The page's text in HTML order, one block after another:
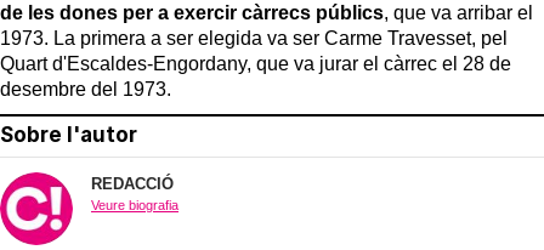
de les dones per a exercir càrrecs públics, que va arribar el
1973. La primera a ser elegida va ser Carme Travesset, pel
Quart d'Escaldes-Engordany, que va jurar el càrrec el 28 de
desembre del 1973.
Sobre l'autor
REDACCIÓ
Veure biografia